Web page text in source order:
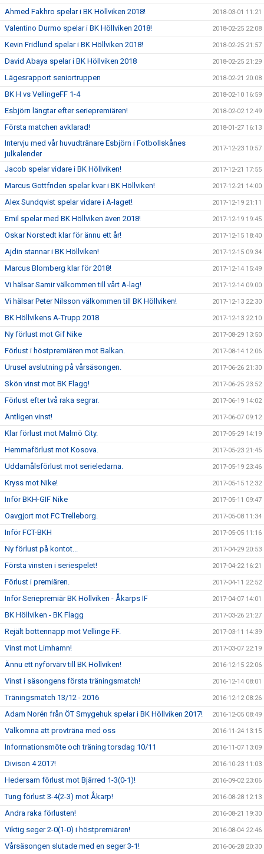
Ahmed Fakhro spelar i BK Höllviken 2018! 2018-03-01 11:21
Valentino Durmo spelar i BK Höllviken 2018! 2018-02-25 22:08
Kevin Fridlund spelar i BK Höllviken 2018! 2018-02-25 21:57
David Abaya spelar i BK Höllviken 2018 2018-02-25 21:29
Lägesrapport seniortruppen 2018-02-21 20:08
BK H vs VellingeFF 1-4 2018-02-10 16:59
Esbjörn längtar efter seriepremiären! 2018-02-02 12:49
Första matchen avklarad! 2018-01-27 16:13
Intervju med vår huvudtränare Esbjörn i Fotbollskånes
julkalender
2017-12-23 10:57
Jacob spelar vidare i BK Höllviken! 2017-12-21 17:55
Marcus Gottfriden spelar kvar i BK Höllviken! 2017-12-21 14:00
Alex Sundqvist spelar vidare i A-laget! 2017-12-19 21:11
Emil spelar med BK Höllviken även 2018! 2017-12-19 19:45
Oskar Norstedt klar för ännu ett år! 2017-12-15 18:40
Ajdin stannar i BK Höllviken! 2017-12-15 09:34
Marcus Blomberg klar för 2018! 2017-12-14 15:49
Vi hälsar Samir välkommen till vårt A-lag! 2017-12-14 09:00
Vi hälsar Peter Nilsson välkommen till BK Höllviken! 2017-12-13 22:30
BK Höllvikens A-Trupp 2018 2017-12-13 22:10
Ny förlust mot Gif Nike 2017-08-29 13:50
Förlust i höstpremiären mot Balkan. 2017-08-14 12:06
Urusel avslutning på vårsäsongen. 2017-06-26 21:30
Skön vinst mot BK Flagg! 2017-06-25 23:52
Förlust efter två raka segrar. 2017-06-19 14:02
Äntligen vinst! 2017-06-07 09:12
Klar förlust mot Malmö City. 2017-05-29 14:19
Hemmaförlust mot Kosova. 2017-05-23 21:45
Uddamålsförlust mot serieledarna. 2017-05-19 23:46
Kryss mot Nike! 2017-05-15 12:32
Inför BKH-GIF Nike 2017-05-11 09:47
Oavgjort mot FC Trelleborg. 2017-05-08 11:34
Inför FCT-BKH 2017-05-05 11:16
Ny förlust på kontot... 2017-04-29 20:53
Första vinsten i seriespelet! 2017-04-22 16:21
Förlust i premiären. 2017-04-11 22:52
Inför Seriepremiär BK Höllviken - Åkarps IF 2017-04-07 14:01
BK Höllviken - BK Flagg 2017-03-26 21:27
Rejält bottennapp mot Vellinge FF. 2017-03-11 14:39
Vinst mot Limhamn! 2017-03-07 22:19
Ännu ett nyförvärv till BK Höllviken! 2016-12-15 22:06
Vinst i säsongens första träningsmatch! 2016-12-14 08:01
Träningsmatch 13/12 - 2016 2016-12-12 08:26
Adam Norén från ÖT Smygehuk spelar i BK Höllviken 2017! 2016-12-05 08:49
Välkomna att provträna med oss 2016-11-24 13:15
Informationsmöte och träning torsdag 10/11 2016-11-07 13:09
Divison 4 2017! 2016-10-23 11:03
Hedersam förlust mot Bjärred 1-3(0-1)! 2016-09-02 23:06
Tung förlust 3-4(2-3) mot Åkarp! 2016-08-28 12:13
Andra raka förlusten! 2016-08-21 19:30
Viktig seger 2-0(1-0) i höstpremiären! 2016-08-04 22:46
Vårsäsongen slutade med en seger 3-1! 2016-06-28 20:30